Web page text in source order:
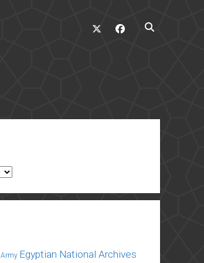
twitter facebook
Army Egyptian National Archives